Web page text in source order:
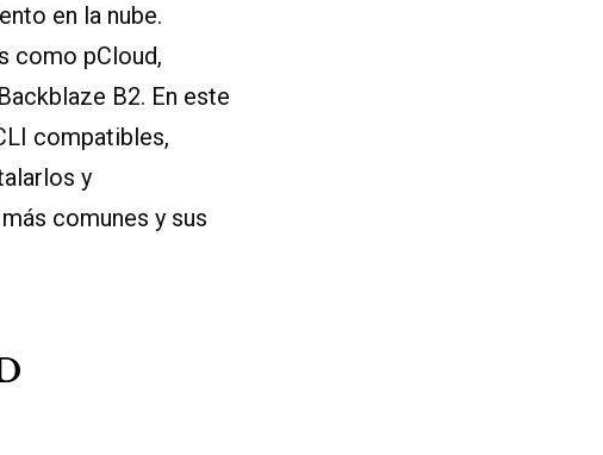
en la nube.
como pCloud,
B2. En este
compatibles,
y
comunes y sus